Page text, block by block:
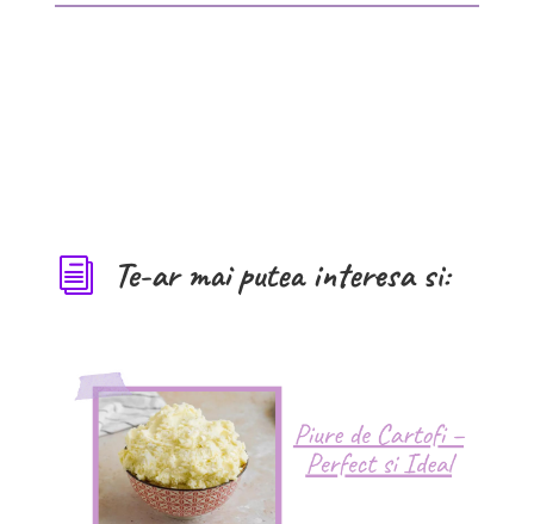
i Te-ar mai putea interesa si: